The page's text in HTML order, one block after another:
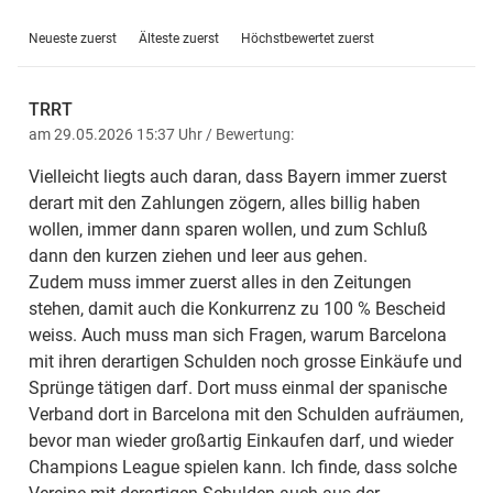
2029
Der FC Bayern hat den bisher bis 2027 laufenden Vertrag
mit Konrad Laimer um zwei Jahre bis 2029 verlängert, das
bestätigte der Rekordmeister am Montagnachmittag. Ende
Juni hatte Laimer in einem Interview mit ServusTV gesagt,
man sei in puncto Verhandlung "auf jeden Fall auf einem
sehr guten Weg", aber noch nicht am Ziel. Jetzt aber schon.
Neueste zuerst Älteste zuerst Höchstbewertet zuerst
TRRT
am 29.05.2026 15:37 Uhr / Bewertung:
Vielleicht liegts auch daran, dass Bayern immer zuerst
derart mit den Zahlungen zögern, alles billig haben
wollen, immer dann sparen wollen, und zum Schluß
dann den kurzen ziehen und leer aus gehen.
Zudem muss immer zuerst alles in den Zeitungen
stehen, damit auch die Konkurrenz zu 100 % Bescheid
weiss. Auch muss man sich Fragen, warum Barcelona
mit ihren derartigen Schulden noch grosse Einkäufe und
Sprünge tätigen darf. Dort muss einmal der spanische
Verband dort in Barcelona mit den Schulden aufräumen,
bevor man wieder großartig Einkaufen darf, und wieder
Champions League spielen kann. Ich finde, dass solche